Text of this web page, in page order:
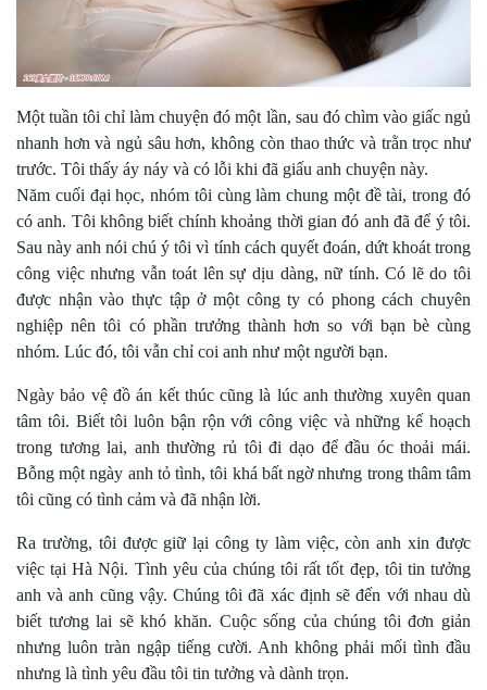
Một tuần tôi chỉ làm chuyện đó một lần, sau đó chìm vào giấc ngủ
nhanh hơn và ngủ sâu hơn, không còn thao thức và trằn trọc như
trước. Tôi thấy áy náy và có lỗi khi đã giấu anh chuyện này.
Năm cuối đại học, nhóm tôi cùng làm chung một đề tài, trong đó
có anh. Tôi không biết chính khoảng thời gian đó anh đã để ý tôi.
Sau này anh nói chú ý tôi vì tính cách quyết đoán, dứt khoát trong
công việc nhưng vẫn toát lên sự dịu dàng, nữ tính. Có lẽ do tôi
được nhận vào thực tập ở một công ty có phong cách chuyên
nghiệp nên tôi có phần trưởng thành hơn so với bạn bè cùng
nhóm. Lúc đó, tôi vẫn chỉ coi anh như một người bạn.
Ngày bảo vệ đồ án kết thúc cũng là lúc anh thường xuyên quan
tâm tôi. Biết tôi luôn bận rộn với công việc và những kế hoạch
trong tương lai, anh thường rủ tôi đi dạo để đầu óc thoải mái.
Bỗng một ngày anh tỏ tình, tôi khá bất ngờ nhưng trong thâm tâm
tôi cũng có tình cảm và đã nhận lời.
Ra trường, tôi được giữ lại công ty làm việc, còn anh xin được
việc tại Hà Nội. Tình yêu của chúng tôi rất tốt đẹp, tôi tin tưởng
anh và anh cũng vậy. Chúng tôi đã xác định sẽ đến với nhau dù
biết tương lai sẽ khó khăn. Cuộc sống của chúng tôi đơn giản
nhưng luôn tràn ngập tiếng cười. Anh không phải mối tình đầu
nhưng là tình yêu đầu tôi tin tưởng và dành trọn.